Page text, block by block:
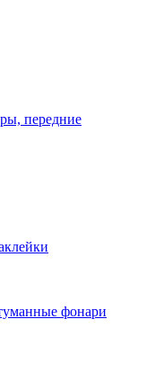
передние
фонари